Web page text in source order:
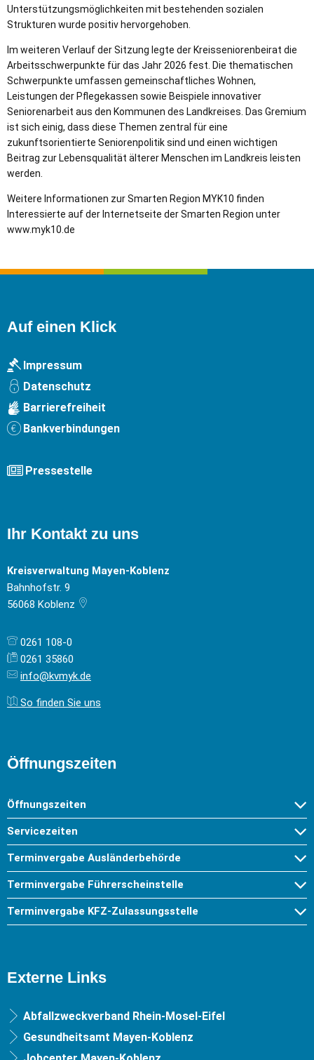
Unterstützungsmöglichkeiten mit bestehenden sozialen
Strukturen wurde positiv hervorgehoben.
Im weiteren Verlauf der Sitzung legte der Kreisseniorenbeirat die
Arbeitsschwerpunkte für das Jahr 2026 fest. Die thematischen
Schwerpunkte umfassen gemeinschaftliches Wohnen,
Leistungen der Pflegekassen sowie Beispiele innovativer
Seniorenarbeit aus den Kommunen des Landkreises. Das Gremium
ist sich einig, dass diese Themen zentral für eine
zukunftsorientierte Seniorenpolitik sind und einen wichtigen
Beitrag zur Lebensqualität älterer Menschen im Landkreis leisten
werden.
Weitere Informationen zur Smarten Region MYK10 finden
Interessierte auf der Internetseite der Smarten Region unter
www.myk10.de
Auf einen Klick
Impressum
Datenschutz
Barrierefreiheit
Bankverbindungen
Pressestelle
Ihr Kontakt zu uns
Kreisverwaltung Mayen-Koblenz
Bahnhofstr. 9
56068 Koblenz
0261 108-0
0261 35860
info@kvmyk.de
So finden Sie uns
Öffnungszeiten
Öffnungszeiten
Servicezeiten
Terminvergabe Ausländerbehörde
Terminvergabe Führerscheinstelle
Terminvergabe KFZ-Zulassungsstelle
Externe Links
Abfallzweckverband Rhein-Mosel-Eifel
Gesundheitsamt Mayen-Koblenz